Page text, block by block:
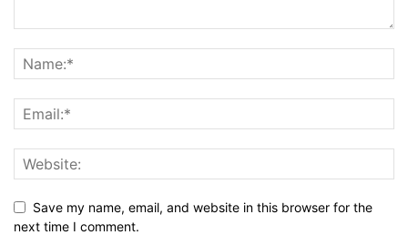
Save my name, email, and website in this browser for the
next time I comment.